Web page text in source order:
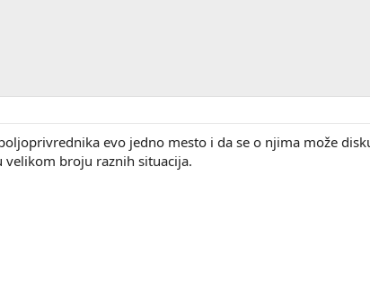
evo jedno mesto i da se o njima može
broju raznih situacija.